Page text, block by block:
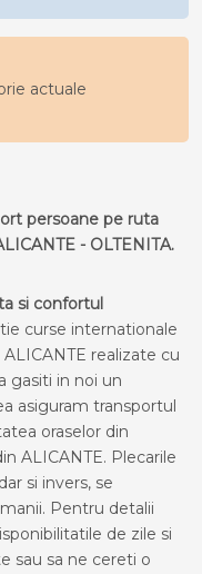
actuale
persoane pe ruta
- OLTENITA.
si confortul
curse internationale
realizate cu
gasiti in noi un
asiguram transportul
oraselor din
ALICANTE. Plecarile
si invers, se
Pentru detalii
de zile si
sau sa ne cereti o